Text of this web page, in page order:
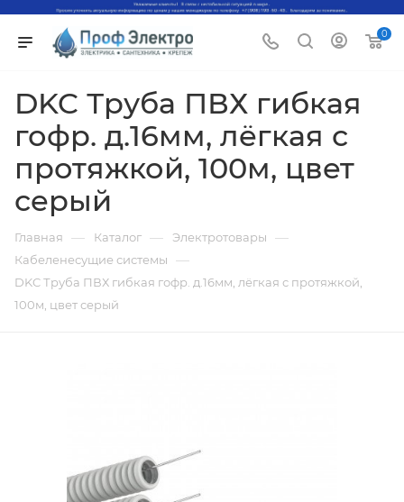
0
DKC Труба ПВХ гибкая
гофр. д.16мм, лёгкая с
протяжкой, 100м, цвет
серый
Главная — Каталог — Электротовары —
Кабеленесущие системы —
DKC Труба ПВХ гибкая гофр. д.16мм, лёгкая с протяжкой,
100м, цвет серый